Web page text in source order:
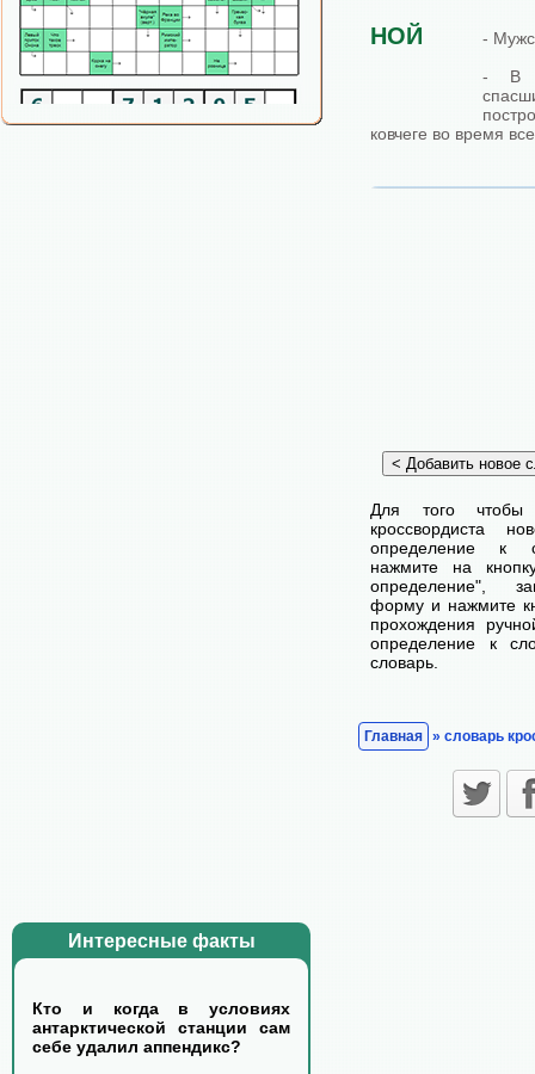
Интересные факты
Кто и когда в условиях
антарктической станции сам
себе удалил аппендикс?
НОЙ
-
- В
ковчеге во время
Для того чтобы
кроссвордиста
определение к
нажмите на
определение",
форму и нажмите
прохождения
определение к
словарь.
Главная » словарь